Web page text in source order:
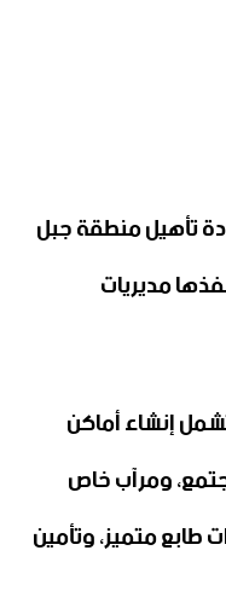
تأهيل منطقة جبل
مديريات
إنشاء أماكن
ومرآب خاص
طابع متميز، وتأمين